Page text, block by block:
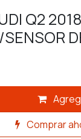
Q2
Comprar